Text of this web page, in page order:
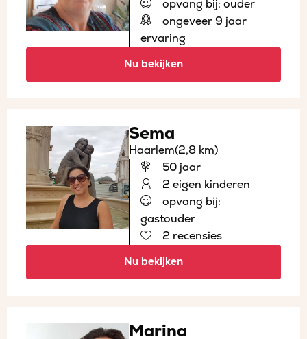
opvang bij: ouder
ongeveer 9 jaar
ervaring
Nu bekijken
Sema
Haarlem(2,8 km)
50 jaar
2 eigen kinderen
opvang bij:
gastouder
2 recensies
Nu bekijken
Marina